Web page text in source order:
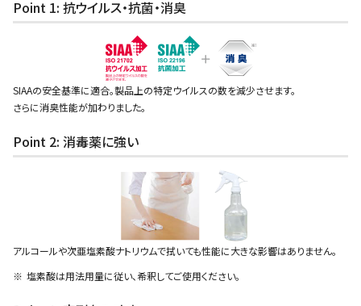
Point 1: 抗ウイルス・抗菌・消臭
SIAAの安全基準に適合。製品上の特定ウイルスの数を減少させます。
さらに消臭性能が加わりました。
Point 2: 消毒薬に強い
アルコールや次亜塩素酸ナトリウムで拭いても性能に大きな影響はありません。
塩素酸は用法用量に従い、希釈してご使用ください。